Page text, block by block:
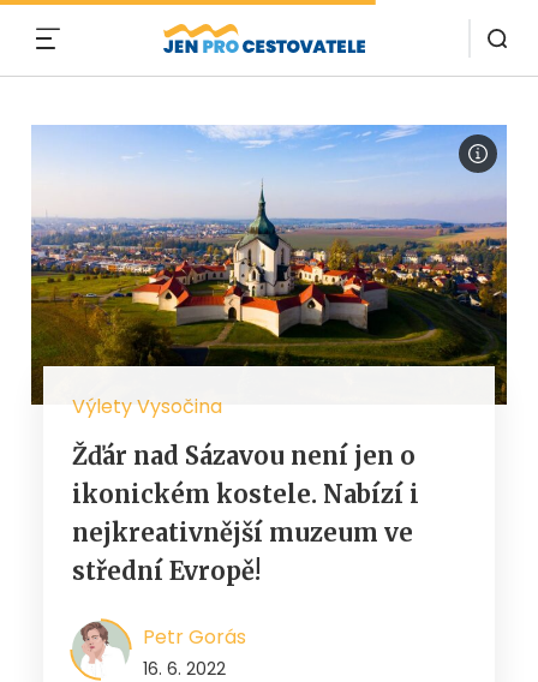
Výlety Vysočina
Žďár nad Sázavou není jen o
ikonickém kostele. Nabízí i
nejkreativnější muzeum ve
střední Evropě!
Petr Gorás
16. 6. 2022